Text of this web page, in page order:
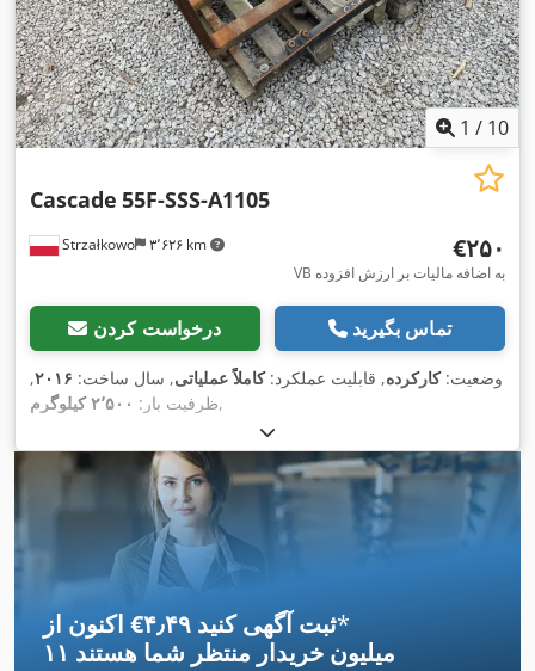
1 / 10
Strzałkowo ۳٬۶۲۶ km
Cascade 55F-SSS-A1105
‎€۲۵۰
VB به اضافه مالیات بر ارزش افزوده
درخواست کردن تماس بگیرید
وضعیت:کارکرده, قابلیت عملکرد:کاملاً عملیاتی, سال ساخت: ۲۰۱۶,
ظرفیت بار: ۲٬۵۰۰ کیلوگرم ,
اکنون از ‎€۴٫۴۹ ثبت آگهی کنید*
۱۱ میلیون خریدار منتظر شما هستند